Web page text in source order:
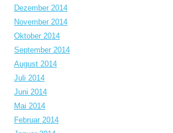
Dezember 2014
November 2014
Oktober 2014
September 2014
August 2014
Juli 2014
Juni 2014
Mai 2014
Februar 2014